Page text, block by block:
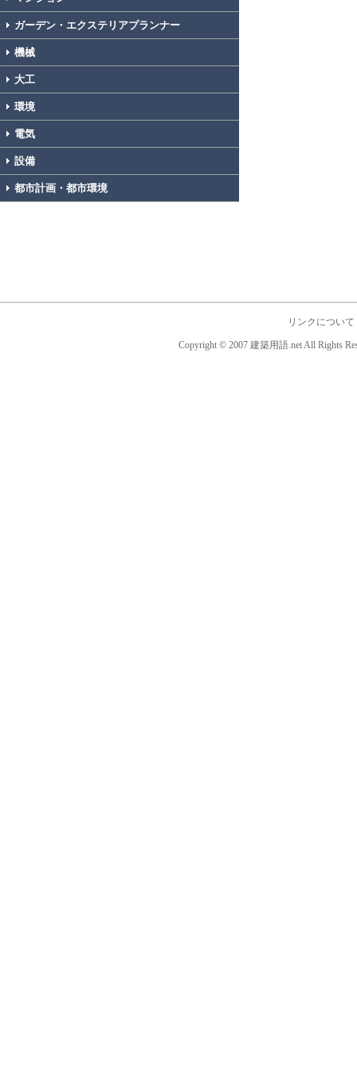
ガーデン・エクステリアプランナー
機械
大工
環境
電気
設備
都市計画・都市環境
リンクについて
Copyright © 2007 建築用語.net All Rights